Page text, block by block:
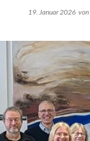
19. Januar 2026 von